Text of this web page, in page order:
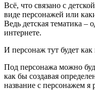
Всё, что связано с
виде персонажей или
Ведь детская тематика –
интернете.
И персонаж тут будет как
Под персонажа можно
как бы создавая
название с персонажем я